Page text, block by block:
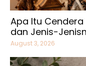
Apa Itu Cendera
dan Jenis-
August 3, 2026